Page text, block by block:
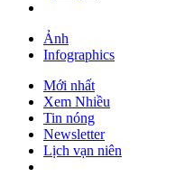
Ảnh
Infographics
Mới nhất
Xem Nhiều
Tin nóng
Newsletter
Lịch vạn niên